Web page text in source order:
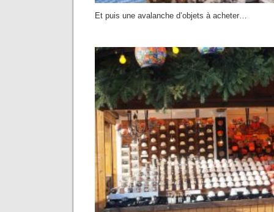
Et puis une avalanche d’objets à acheter…